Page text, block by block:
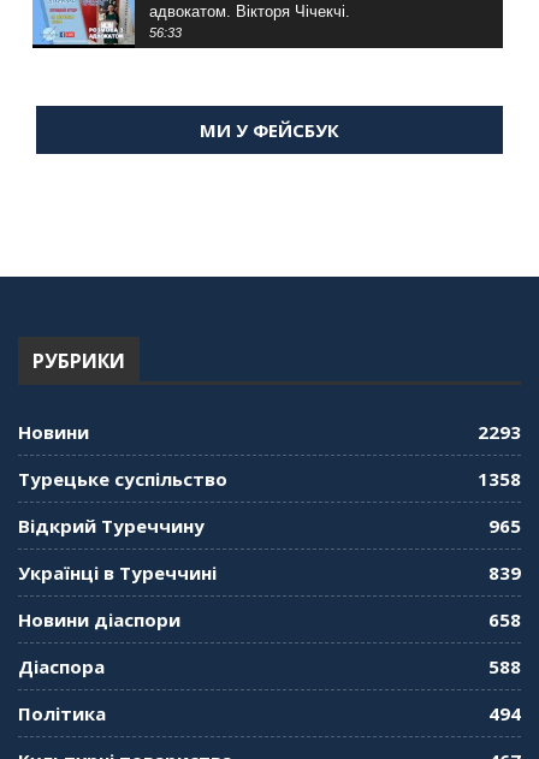
адвокатом. Вікторя Чічекчі.
56:33
Мухарський про життя в Туреччині
"Дзеркало діаспори". Випуск 13. МУШ в
"Дзеркало діаспори". Випуск 11. Олександр
"Дзеркало діаспори". Випуск 10. Тонкощі та
МИ У ФЕЙСБУК
РУБРИКИ
Новини
2293
Турецьке суспільство
1358
Відкрий Туреччину
965
Українці в Туреччині
839
Новини діаспори
658
Діаспора
588
Політика
494